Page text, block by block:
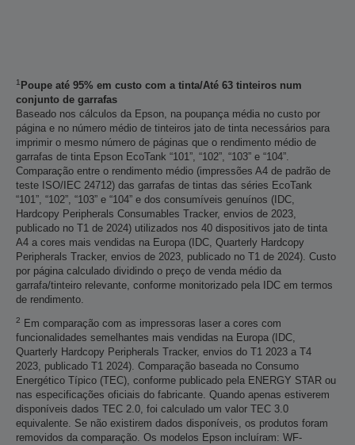
1 Poupe até 95% em custo com a tinta/Até 63 tinteiros num
conjunto de garrafas
Baseado nos cálculos da Epson, na poupança média no custo por
página e no número médio de tinteiros jato de tinta necessários para
imprimir o mesmo número de páginas que o rendimento médio de
garrafas de tinta Epson EcoTank “101”, “102”, “103” e “104”.
Comparação entre o rendimento médio (impressões A4 de padrão de
teste ISO/IEC 24712) das garrafas de tintas das séries EcoTank
“101”, “102”, “103” e “104” e dos consumíveis genuínos (IDC,
Hardcopy Peripherals Consumables Tracker, envios de 2023,
publicado no T1 de 2024) utilizados nos 40 dispositivos jato de tinta
A4 a cores mais vendidas na Europa (IDC, Quarterly Hardcopy
Peripherals Tracker, envios de 2023, publicado no T1 de 2024). Custo
por página calculado dividindo o preço de venda médio da
garrafa/tinteiro relevante, conforme monitorizado pela IDC em termos
de rendimento.
2
Em comparação com as impressoras laser a cores com
funcionalidades semelhantes mais vendidas na Europa (IDC,
Quarterly Hardcopy Peripherals Tracker, envios do T1 2023 a T4
2023, publicado T1 2024). Comparação baseada no Consumo
Energético Típico (TEC), conforme publicado pela ENERGY STAR ou
nas especificações oficiais do fabricante. Quando apenas estiverem
disponíveis dados TEC 2.0, foi calculado um valor TEC 3.0
equivalente. Se não existirem dados disponíveis, os produtos foram
removidos da comparação. Os modelos Epson incluíram: WF-